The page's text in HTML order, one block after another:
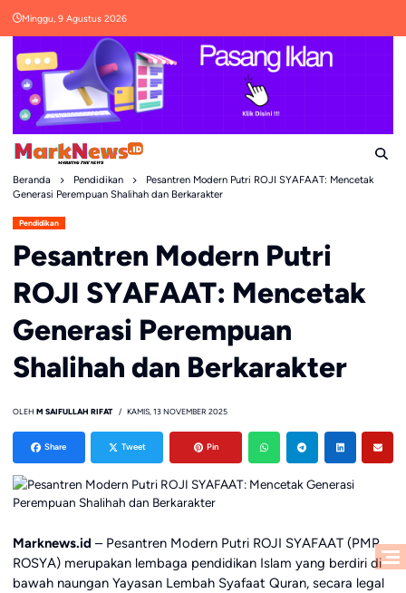
Minggu, 9 Agustus 2026
Beranda Pendidikan
Pesantren Modern Putri ROJI SYAFAAT: Mencetak
Generasi Perempuan Shalihah dan Berkarakter
Pendidikan
Pesantren Modern Putri
ROJI SYAFAAT: Mencetak
Generasi Perempuan
Shalihah dan Berkarakter
OLEH M SAIFULLAH RIFAT KAMIS, 13 NOVEMBER 2025
Share Tweet Pin
Marknews.id – Pesantren Modern Putri ROJI SYAFAAT (PMP
ROSYA) merupakan lembaga pendidikan Islam yang berdiri di
bawah naungan Yayasan Lembah Syafaat Quran, secara legal